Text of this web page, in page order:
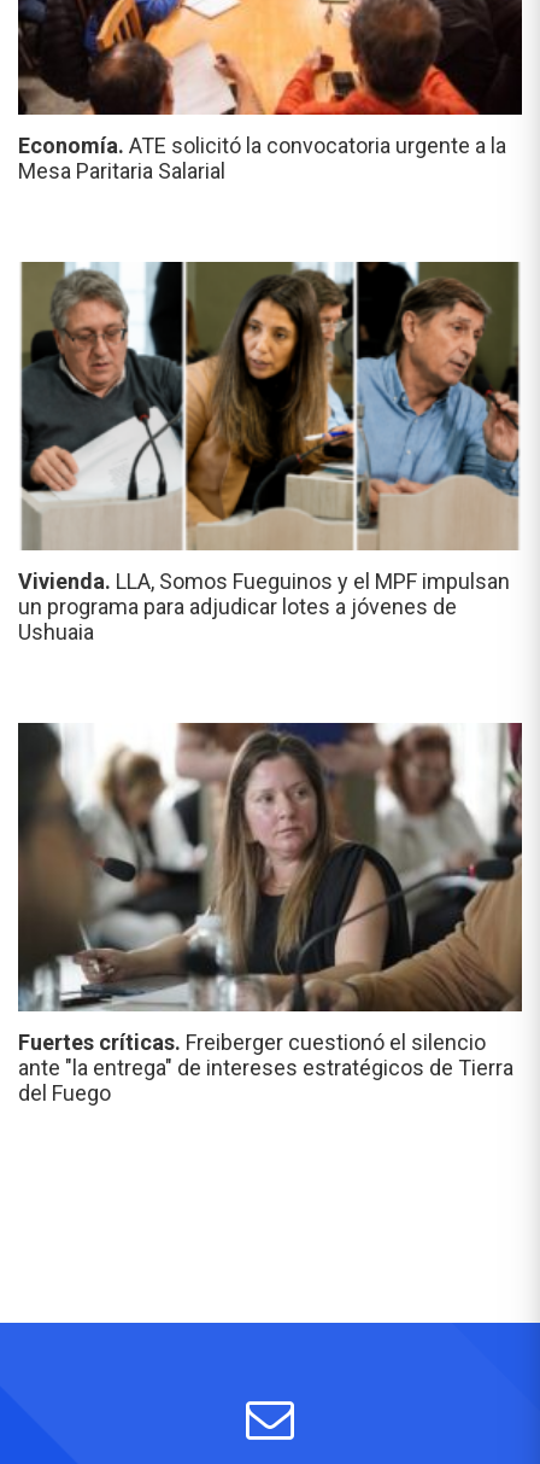
Economía. ATE solicitó la convocatoria urgente a la
Mesa Paritaria Salarial
Vivienda. LLA, Somos Fueguinos y el MPF impulsan
un programa para adjudicar lotes a jóvenes de
Ushuaia
Fuertes críticas. Freiberger cuestionó el silencio
ante "la entrega" de intereses estratégicos de Tierra
del Fuego